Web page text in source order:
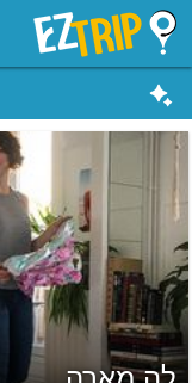
EZTrip